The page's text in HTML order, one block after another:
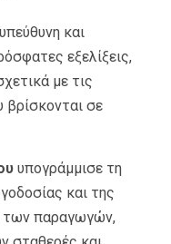
και
εξελίξεις,
με τις
βρίσκονται σε
υπογράμμισε τη
και της
των παραγωγών,